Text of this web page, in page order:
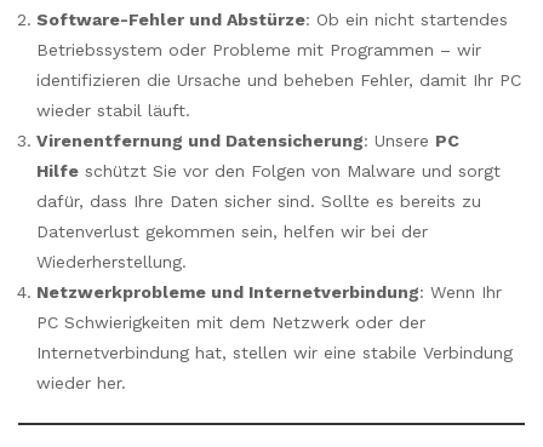
Software-Fehler und Abstürze: Ob ein nicht startendes
Betriebssystem oder Probleme mit Programmen – wir
identifizieren die Ursache und beheben Fehler, damit Ihr PC
wieder stabil läuft.
Virenentfernung und Datensicherung: Unsere PC
Hilfe schützt Sie vor den Folgen von Malware und sorgt
dafür, dass Ihre Daten sicher sind. Sollte es bereits zu
Datenverlust gekommen sein, helfen wir bei der
Wiederherstellung.
Netzwerkprobleme und Internetverbindung: Wenn Ihr
PC Schwierigkeiten mit dem Netzwerk oder der
Internetverbindung hat, stellen wir eine stabile Verbindung
wieder her.